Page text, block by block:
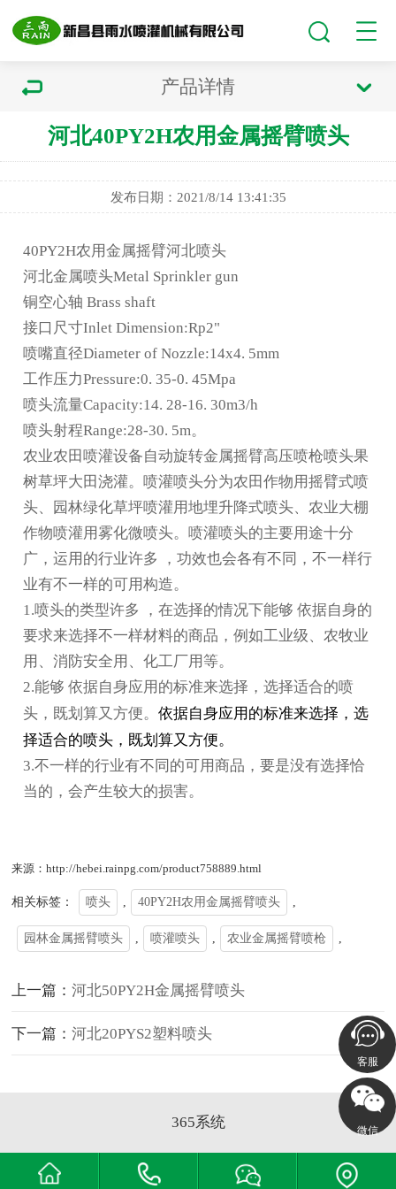
产品详情
河北40PY2H农用金属摇臂喷头
发布日期：2021/8/14 13:41:35
40PY2H农用金属摇臂河北喷头
河北金属喷头Metal Sprinkler gun
铜空心轴 Brass shaft
接口尺寸Inlet Dimension:Rp2"
喷嘴直径Diameter of Nozzle:14x4. 5mm
工作压力Pressure:0. 35-0. 45Mpa
喷头流量Capacity:14. 28-16. 30m3/h
喷头射程Range:28-30. 5m。
农业农田喷灌设备自动旋转金属摇臂高压喷枪喷头果
树草坪大田浇灌。喷灌喷头分为农田作物用摇臂式喷
头、园林绿化草坪喷灌用地埋升降式喷头、农业大棚
作物喷灌用雾化微喷头。喷灌喷头的主要用途十分
广，运用的行业许多 ，功效也会各有不同，不一样行
业有不一样的可用构造。
1.喷头的类型许多 ，在选择的情况下能够 依据自身的
要求来选择不一样材料的商品，例如工业级、农牧业
用、消防安全用、化工厂用等。
2.能够 依据自身应用的标准来选择，选择适合的喷
头，既划算又方便。依据自身应用的标准来选择，选
择适合的喷头，既划算又方便。
3.不一样的行业有不同的可用商品，要是没有选择恰
当的，会产生较大的损害。
来源：http://hebei.rainpg.com/product758889.html
相关标签： 喷头 40PY2H农用金属摇臂喷头
园林金属摇臂喷头 喷灌喷头 农业金属摇臂喷枪
上一篇：河北50PY2H金属摇臂喷头
下一篇：河北20PYS2塑料喷头
365系统
客服
微信